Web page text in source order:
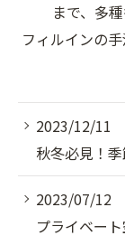
まで、多
フィルインの
2023/12/11
秋冬必見！
2023/07/12
プライベー